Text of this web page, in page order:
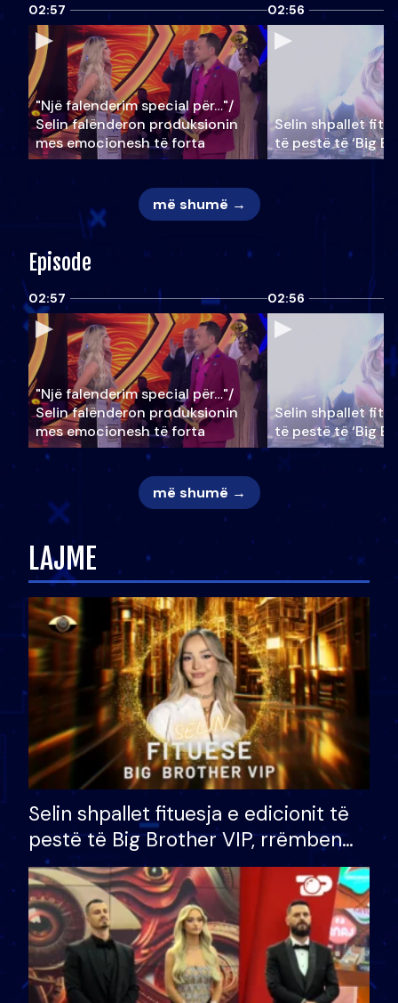
02:57
"Një falenderim special për…"/
Selin falënderon produksionin
mes emocionesh të forta
02:56
Selin shpallet
të pestë të ‘Big
më shumë →
Episode
02:57
"Një falenderim special për…"/
Selin falënderon produksionin
mes emocionesh të forta
02:56
Selin shpallet
të pestë të ‘Big
më shumë →
LAJME
Selin shpallet fituesja e edicionit të
pestë të Big Brother VIP, rrëmben
çmimin e madh prej 100 mijë eurosh